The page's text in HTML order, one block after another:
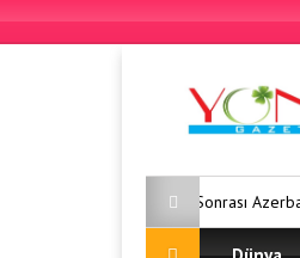
Sonrası Azerbaycan Halk